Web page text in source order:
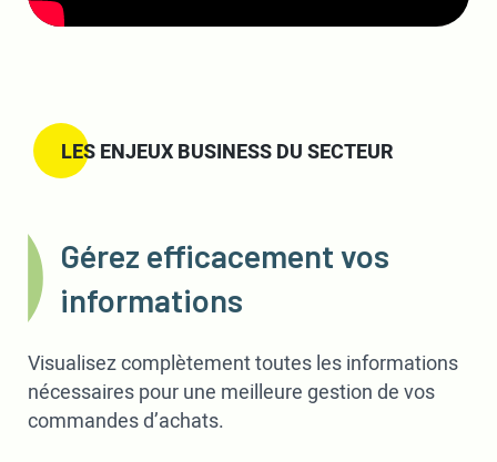
LES ENJEUX BUSINESS DU SECTEUR
Gérez efficacement vos
informations
Visualisez complètement toutes les informations
nécessaires pour une meilleure gestion de vos
commandes d’achats.